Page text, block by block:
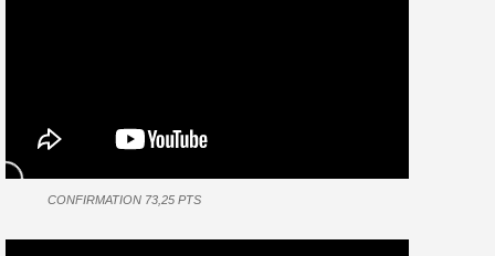
CONFIRMATION 73,25 PTS